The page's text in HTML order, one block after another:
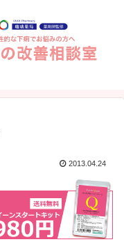
2013.04.24